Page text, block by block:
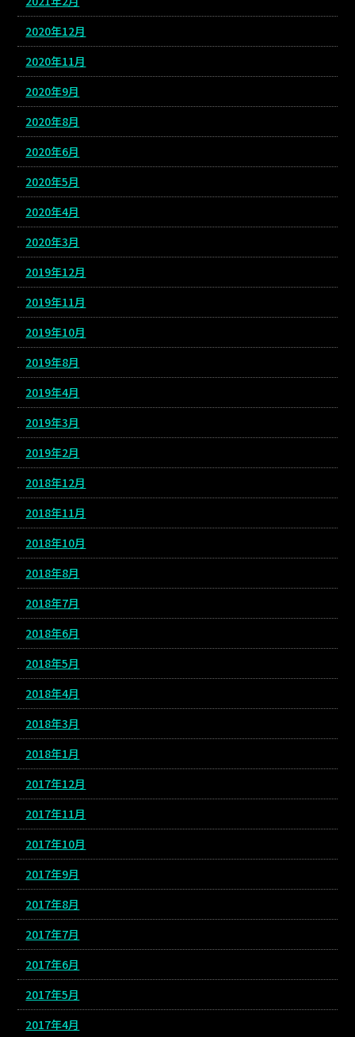
2020年12月
2020年11月
2020年9月
2020年8月
2020年6月
2020年5月
2020年4月
2020年3月
2019年12月
2019年11月
2019年10月
2019年8月
2019年4月
2019年3月
2019年2月
2018年12月
2018年11月
2018年10月
2018年8月
2018年7月
2018年6月
2018年5月
2018年4月
2018年3月
2018年1月
2017年12月
2017年11月
2017年10月
2017年9月
2017年8月
2017年7月
2017年6月
2017年5月
2017年4月